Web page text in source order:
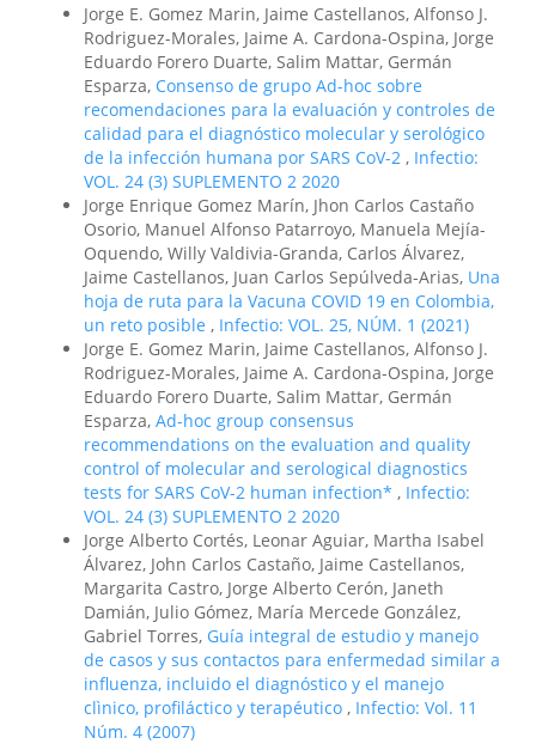
Jorge E. Gomez Marin, Jaime Castellanos, Alfonso J.
Rodriguez-Morales, Jaime A. Cardona-Ospina, Jorge
Eduardo Forero Duarte, Salim Mattar, Germán
Esparza, Consenso de grupo Ad-hoc sobre
recomendaciones para la evaluación y controles de
calidad para el diagnóstico molecular y serológico
de la infección humana por SARS CoV-2 , Infectio:
VOL. 24 (3) SUPLEMENTO 2 2020
Jorge Enrique Gomez Marín, Jhon Carlos Castaño
Osorio, Manuel Alfonso Patarroyo, Manuela Mejía-
Oquendo, Willy Valdivia-Granda, Carlos Álvarez,
Jaime Castellanos, Juan Carlos Sepúlveda-Arias, Una
hoja de ruta para la Vacuna COVID 19 en Colombia,
un reto posible , Infectio: VOL. 25, NÚM. 1 (2021)
Jorge E. Gomez Marin, Jaime Castellanos, Alfonso J.
Rodriguez-Morales, Jaime A. Cardona-Ospina, Jorge
Eduardo Forero Duarte, Salim Mattar, Germán
Esparza, Ad-hoc group consensus
recommendations on the evaluation and quality
control of molecular and serological diagnostics
tests for SARS CoV-2 human infection* , Infectio:
VOL. 24 (3) SUPLEMENTO 2 2020
Jorge Alberto Cortés, Leonar Aguiar, Martha Isabel
Álvarez, John Carlos Castaño, Jaime Castellanos,
Margarita Castro, Jorge Alberto Cerón, Janeth
Damián, Julio Gómez, María Mercede González,
Gabriel Torres, Guía integral de estudio y manejo
de casos y sus contactos para enfermedad similar a
influenza, incluido el diagnóstico y el manejo
clìnico, profiláctico y terapéutico , Infectio: Vol. 11
Núm. 4 (2007)